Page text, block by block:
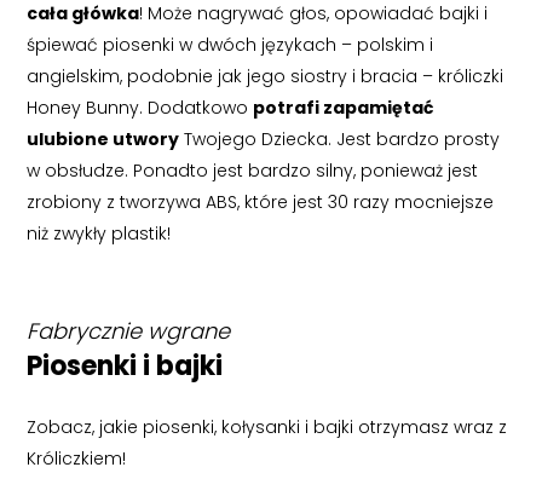
cała główka! Może nagrywać głos, opowiadać bajki i
śpiewać piosenki w dwóch językach – polskim i
angielskim, podobnie jak jego siostry i bracia – króliczki
Honey Bunny. Dodatkowo potrafi zapamiętać
ulubione utwory Twojego Dziecka. Jest bardzo prosty
w obsłudze. Ponadto jest bardzo silny, ponieważ jest
zrobiony z tworzywa ABS, które jest 30 razy mocniejsze
niż zwykły plastik!
Fabrycznie wgrane
Piosenki i bajki
Zobacz, jakie piosenki, kołysanki i bajki otrzymasz wraz z
Króliczkiem!